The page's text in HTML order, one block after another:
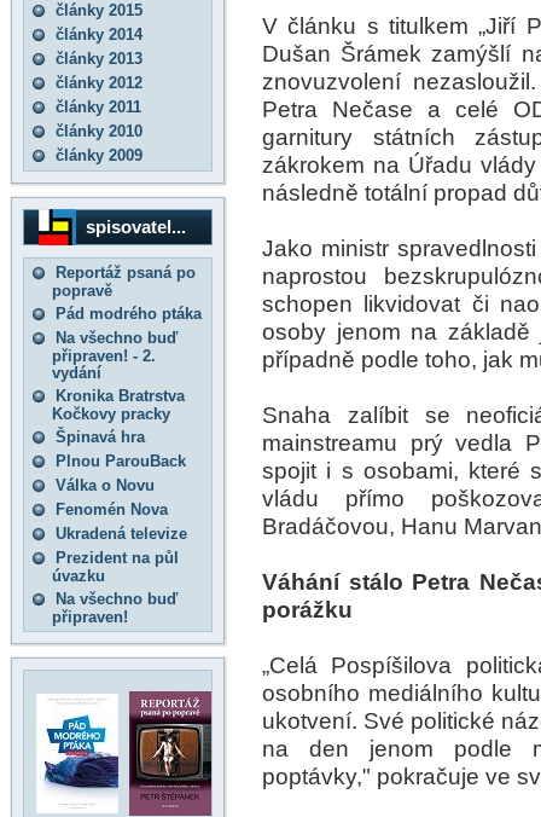
články 2015
články 2014
články 2013
články 2012
články 2011
články 2010
články 2009
spisovatel...
Reportáž psaná po
popravě
Pád modrého ptáka
Na všechno buď
připraven! - 2.
vydání
Kronika Bratrstva
Kočkovy pracky
Špinavá hra
Plnou ParouBack
Válka o Novu
Fenomén Nova
Ukradená televize
Prezident na půl
úvazku
Na všechno buď
připraven!
V článku s titulkem „Jiří
Dušan Šrámek zamýšlí
znovuzvolení
Petra Nečase a celé
garnitury státních
zákrokem na Úřadu
následně totální propad
Jako ministr
naprostou
schopen likvidovat či
osoby jenom na základě
případně podle toho, jak
Snaha zalíbit se
mainstreamu prý vedla
spojit i s osobami, které
vládu přímo
Bradáčovou, Hanu
Váhání stálo Petra
porážku
„Celá Pospíšilova
osobního mediálního
ukotvení. Své politické
na den jenom podle
poptávky," pokračuje ve